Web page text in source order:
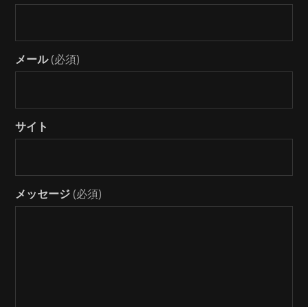
メール(必須)
サイト
メッセージ (必須)